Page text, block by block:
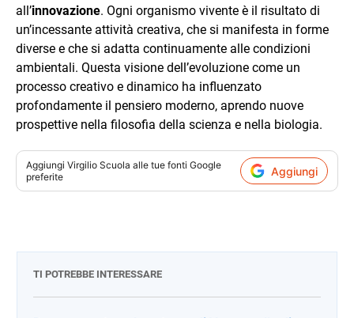
all’innovazione. Ogni organismo vivente è il risultato di
un’incessante attività creativa, che si manifesta in forme
diverse e che si adatta continuamente alle condizioni
ambientali. Questa visione dell’evoluzione come un
processo creativo e dinamico ha influenzato
profondamente il pensiero moderno, aprendo nuove
prospettive nella filosofia della scienza e nella biologia.
Aggiungi Virgilio Scuola alle tue fonti Google
preferite
Aggiungi
TI POTREBBE INTERESSARE